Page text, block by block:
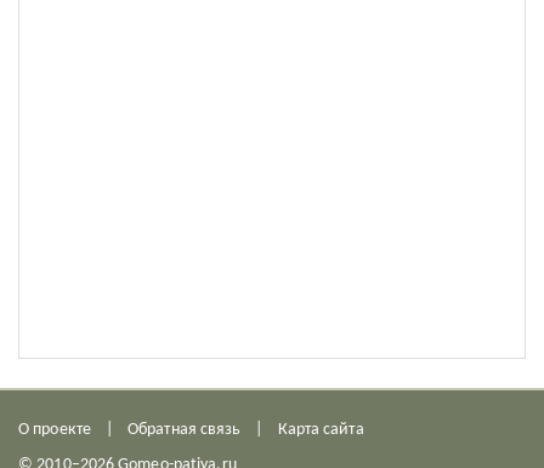
О проекте Обратная связь
Карта сайта